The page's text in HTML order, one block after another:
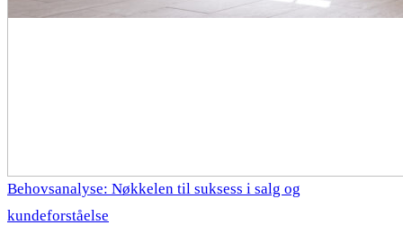
Behovsanalyse: Nøkkelen til suksess i salg og
kundeforståelse